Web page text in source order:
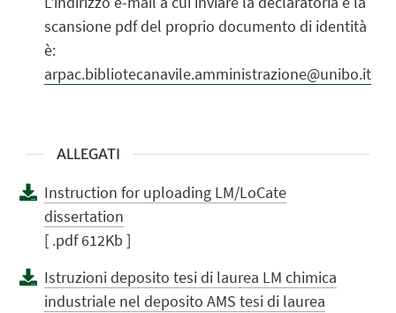
scansione pdf del proprio documento di identità
è:
arpac.bibliotecanavile.amministrazione@unibo.it
ALLEGATI
Instruction for uploading LM/LoCate
dissertation
[ .pdf 612Kb ]
Istruzioni deposito tesi di laurea LM chimica
industriale nel deposito AMS tesi di laurea